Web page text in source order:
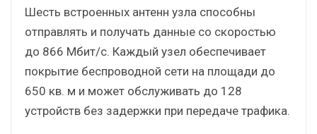
Шесть встроенных антенн узла способны
отправлять и получать данные со скоростью
до 866 Мбит/с. Каждый узел обеспечивает
покрытие беспроводной сети на площади до
650 кв. м и может обслуживать до 128
устройств без задержки при передаче трафика.